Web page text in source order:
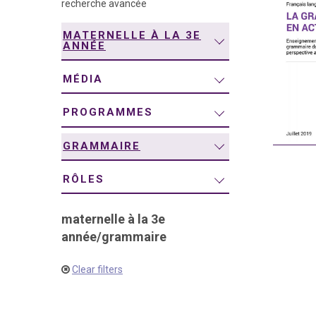
recherche avancée
MATERNELLE À LA 3E
ANNÉE
MÉDIA
PROGRAMMES
GRAMMAIRE
RÔLES
maternelle à la 3e
année/grammaire
Clear filters